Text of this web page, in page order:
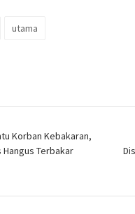
utama
Korban Kebakaran,
Hangus Terbakar